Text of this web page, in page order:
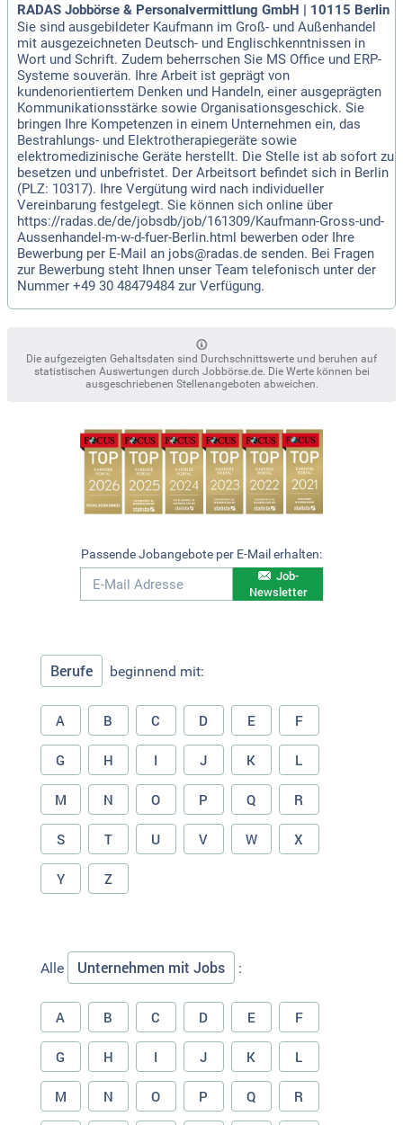
RADAS Jobbörse & Personalvermittlung GmbH | 10115 Berlin
Sie sind ausgebildeter Kaufmann im Groß- und Außenhandel
mit ausgezeichneten Deutsch- und Englischkenntnissen in
Wort und Schrift. Zudem beherrschen Sie MS Office und ERP-
Systeme souverän. Ihre Arbeit ist geprägt von
kundenorientiertem Denken und Handeln, einer ausgeprägten
Kommunikationsstärke sowie Organisationsgeschick. Sie
bringen Ihre Kompetenzen in einem Unternehmen ein, das
Bestrahlungs- und Elektrotherapiegeräte sowie
elektromedizinische Geräte herstellt. Die Stelle ist ab sofort zu
besetzen und unbefristet. Der Arbeitsort befindet sich in Berlin
(PLZ: 10317). Ihre Vergütung wird nach individueller
Vereinbarung festgelegt. Sie können sich online über
https://radas.de/de/jobsdb/job/161309/Kaufmann-Gross-und-
Aussenhandel-m-w-d-fuer-Berlin.html bewerben oder Ihre
Bewerbung per E-Mail an jobs@radas.de senden. Bei Fragen
zur Bewerbung steht Ihnen unser Team telefonisch unter der
Nummer +49 30 48479484 zur Verfügung.
Die aufgezeigten Gehaltsdaten sind Durchschnittswerte und beruhen auf
statistischen Auswertungen durch Jobbörse.de. Die Werte können bei
ausgeschriebenen Stellenangeboten abweichen.
Passende Jobangebote per E-Mail erhalten:
Job-
Newsletter
Berufe beginnend mit:
A B C D E F
G H I J K L
M N O P Q R
S T U V W X
Y Z
Alle Unternehmen mit Jobs :
A B C D E F
G H I J K L
M N O P Q R